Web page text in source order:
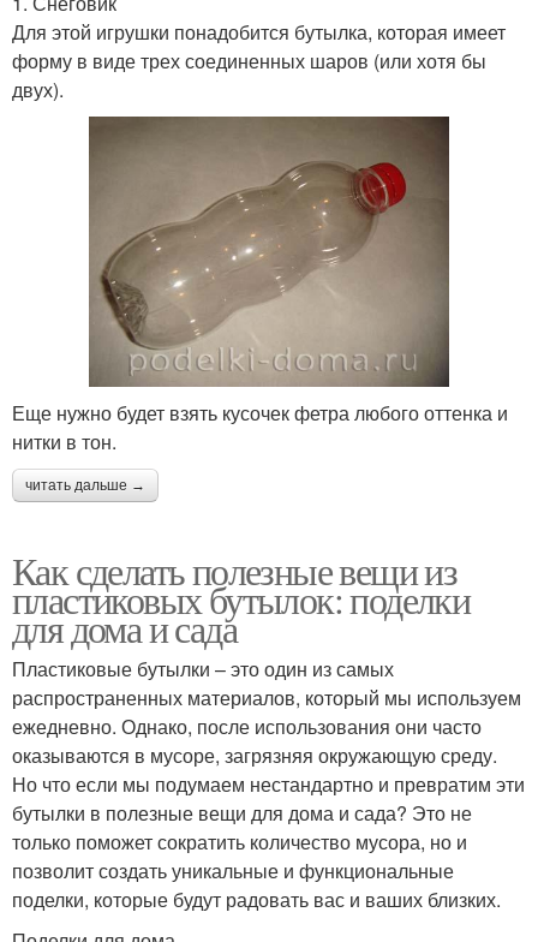
Для этой игрушки понадобится бутылка, которая имеет
форму в виде трех соединенных шаров (или хотя бы
двух).
Еще нужно будет взять кусочек фетра любого оттенка и
нитки в тон.
читать дальше →
Как сделать полезные вещи из
пластиковых бутылок: поделки
для дома и сада
Пластиковые бутылки – это один из самых
распространенных материалов, который мы используем
ежедневно. Однако, после использования они часто
оказываются в мусоре, загрязняя окружающую среду.
Но что если мы подумаем нестандартно и превратим эти
бутылки в полезные вещи для дома и сада? Это не
только поможет сократить количество мусора, но и
позволит создать уникальные и функциональные
поделки, которые будут радовать вас и ваших близких.